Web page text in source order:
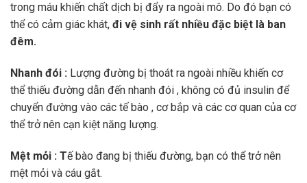
trong máu khiến chất dịch bị đẩy ra ngoài mô. Do đó bạn có
thể có cảm giác khát, đi vệ sinh rất nhiều đặc biệt là ban
đêm.
Nhanh đói : Lượng đường bị thoát ra ngoài nhiều khiến cơ
thể thiếu đường dẫn đến nhanh đói , không có đủ insulin để
chuyển đường vào các tế bào , cơ bắp và các cơ quan của cơ
thể trở nên cạn kiệt năng lượng.
Mệt mỏi : Tế bào đang bị thiếu đường, bạn có thể trở nên
mệt mỏi và cáu gắt.